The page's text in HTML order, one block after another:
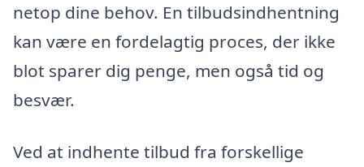
netop dine behov. En tilbudsindhentning
kan være en fordelagtig proces, der ikke
blot sparer dig penge, men også tid og
besvær.
Ved at indhente tilbud fra forskellige